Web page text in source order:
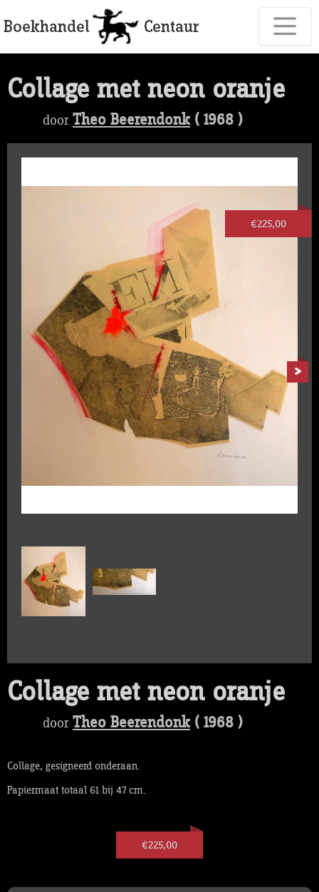
Collage met neon oranje
door Theo Beerendonk ( 1968 )
€225,00
Collage met neon oranje
door Theo Beerendonk ( 1968 )
Collage, gesigneerd onderaan.
Papiermaat totaal 61 bij 47 cm.
€225,00